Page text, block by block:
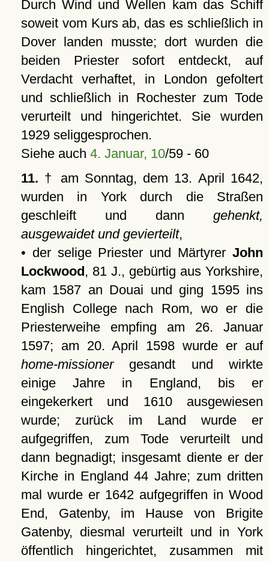
Durch Wind und Wellen kam das Schiff
soweit vom Kurs ab, das es schließlich in
Dover landen musste; dort wurden die
beiden Priester sofort entdeckt, auf
Verdacht verhaftet, in London gefoltert
und schließlich in Rochester zum Tode
verurteilt und hingerichtet. Sie wurden
1929 seliggesprochen.
Siehe auch 4. Januar, 10/59 - 60
11. † am Sonntag, dem 13. April 1642,
wurden in York durch die Straßen
geschleift und dann gehenkt,
ausgewaidet und gevierteilt,
• der selige Priester und Märtyrer John
Lockwood, 81 J., gebürtig aus Yorkshire,
kam 1587 an Douai und ging 1595 ins
English College nach Rom, wo er die
Priesterweihe empfing am 26. Januar
1597; am 20. April 1598 wurde er auf
home-missionergesandt und wirkte
einige Jahre in England, bis er
eingekerkert und 1610 ausgewiesen
wurde; zurück im Land wurde er
aufgegriffen, zum Tode verurteilt und
dann begnadigt; insgesamt diente er der
Kirche in England 44 Jahre; zum dritten
mal wurde er 1642 aufgegriffen in Wood
End, Gatenby, im Hause von Brigite
Gatenby, diesmal verurteilt und in York
öffentlich hingerichtet, zusammen mit